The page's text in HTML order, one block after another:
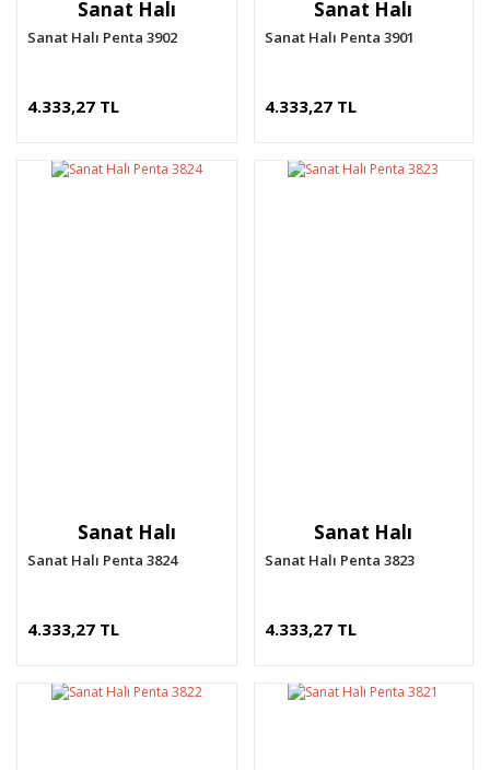
Sanat Halı
Sanat Halı Penta 3902
4.333,27 TL
Sanat Halı
Sanat Halı Penta 3901
4.333,27 TL
Sanat Halı
Sanat Halı Penta 3824
4.333,27 TL
Sanat Halı
Sanat Halı Penta 3823
4.333,27 TL